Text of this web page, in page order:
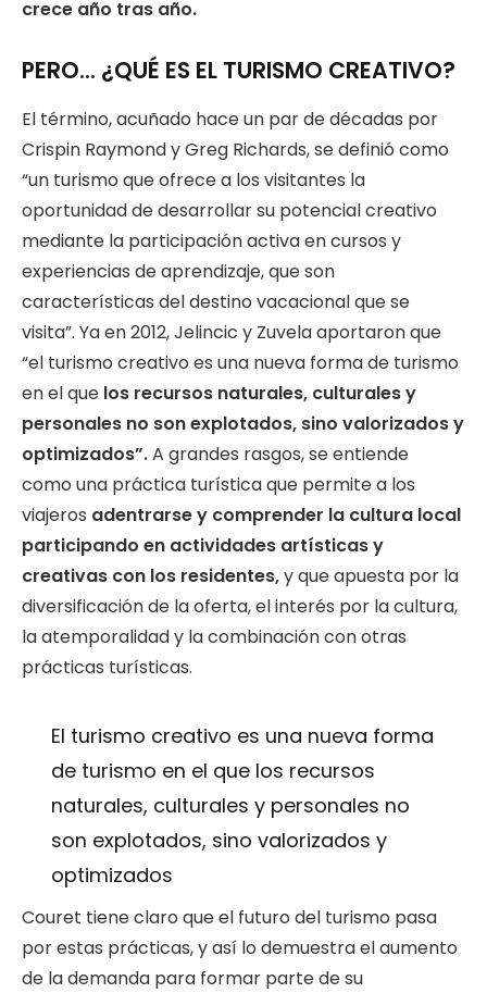
crece año tras año.
PERO… ¿QUÉ ES EL TURISMO CREATIVO?
El término, acuñado hace un par de décadas por
Crispin Raymond y Greg Richards, se definió como
“un turismo que ofrece a los visitantes la
oportunidad de desarrollar su potencial creativo
mediante la participación activa en cursos y
experiencias de aprendizaje, que son
características del destino vacacional que se
visita”. Ya en 2012, Jelincic y Zuvela aportaron que
“el turismo creativo es una nueva forma de turismo
en el que los recursos naturales, culturales y
personales no son explotados, sino valorizados y
optimizados”.A grandes rasgos, se entiende
como una práctica turística que permite a los
viajeros adentrarse y comprender la cultura local
participando en actividades artísticas y
creativas con los residentes,y que apuesta por la
diversificación de la oferta, el interés por la cultura,
la atemporalidad y la combinación con otras
prácticas turísticas.
El turismo creativo es una nueva forma
de turismo en el que los recursos
naturales, culturales y personales no
son explotados, sino valorizados y
optimizados
Couret tiene claro que el futuro del turismo pasa
por estas prácticas, y así lo demuestra el aumento
de la demanda para formar parte de su